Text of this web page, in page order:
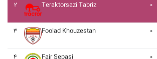
۲ Teraktorsazi Tabriz ۰
۳ Foolad Khouzestan ۰